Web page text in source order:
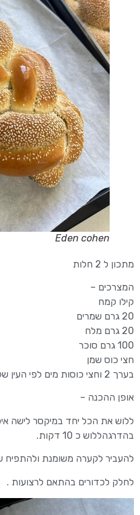
Eden cohen
מתכון ל 2 חלות
המצרכים –
קילו קמח
20 גרם שמרים
20 גרם מלח
100 גרם סוכר
חצי כוס שמן
בערך 2 וחצי כוסות מים לפי העין שלא יצא דביק
אופן ההכנה –
ללוש את הכל יחד במיקסר לישה
בהדרגהללוש כ 10 דקות.
להעביר לקערה משומנת ולהתפיח
לחלק לכדורים בהתאם לרצועות .